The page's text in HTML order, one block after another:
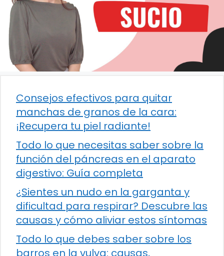
Consejos efectivos para quitar
manchas de granos de la cara:
¡Recupera tu piel radiante!
Todo lo que necesitas saber sobre la
función del páncreas en el aparato
digestivo: Guía completa
¿Sientes un nudo en la garganta y
dificultad para respirar? Descubre las
causas y cómo aliviar estos síntomas
Todo lo que debes saber sobre los
barros en la vulva: causas,